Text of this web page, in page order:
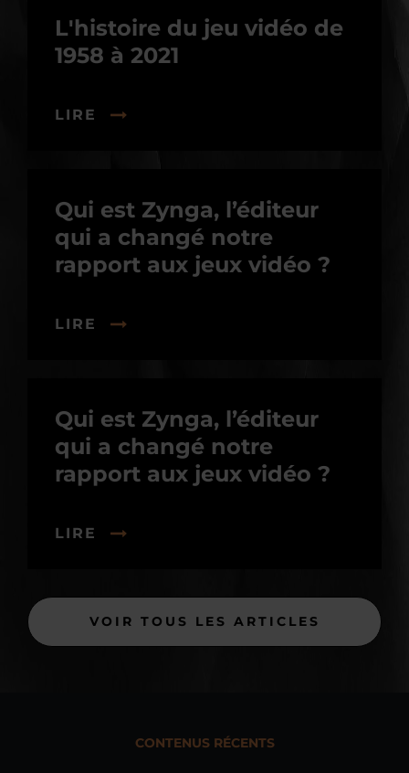
L'histoire du jeu vidéo de
1958 à 2021
LIRE
Qui est Zynga, l’éditeur
qui a changé notre
rapport aux jeux vidéo ?
LIRE
Qui est Zynga, l’éditeur
qui a changé notre
rapport aux jeux vidéo ?
LIRE
VOIR TOUS LES ARTICLES
CONTENUS RÉCENTS